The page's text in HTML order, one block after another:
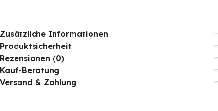
Zusätzliche Informationen
Produktsicherheit
Rezensionen (0)
Kauf-Beratung
Versand & Zahlung